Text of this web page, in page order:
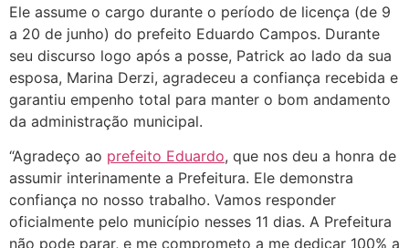
Ele assume o cargo durante o período de licença (de 9
a 20 de junho) do prefeito Eduardo Campos. Durante
seu discurso logo após a posse, Patrick ao lado da sua
esposa, Marina Derzi, agradeceu a confiança recebida e
garantiu empenho total para manter o bom andamento
da administração municipal.
“Agradeço ao prefeito Eduardo, que nos deu a honra de
assumir interinamente a Prefeitura. Ele demonstra
confiança no nosso trabalho. Vamos responder
oficialmente pelo município nesses 11 dias. A Prefeitura
não pode parar, e me comprometo a me dedicar 100% a